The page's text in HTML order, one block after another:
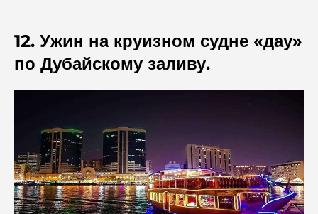
Лучшие рестораны с видом на Бурдж-Халифа для
родителей
Развлекательные мероприятия в Дубае для взрослых:
лучшие способы насладиться городом.
12. Ужин на круизном судне «дау»
по Дубайскому заливу.